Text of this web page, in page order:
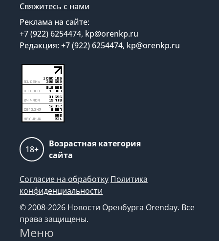
Свяжитесь с нами
Реклама на сайте:
+7 (922) 6254474, kp@orenkp.ru
Редакция: +7 (922) 6254474, kp@orenkp.ru
18+
Возрастная категория
сайта
Согласие на обработку Политика
конфиденциальности
© 2008-2026 Новости Оренбурга Orenday. Все
права защищены.
Меню